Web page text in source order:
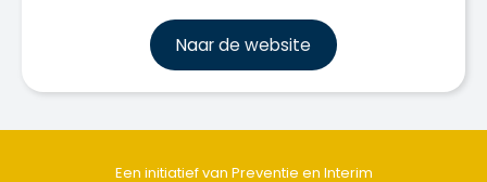
Naar de website
Een initiatief van Preventie en Interim